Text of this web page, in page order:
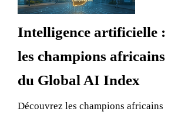
Intelligence artificielle :
les champions africains
du Global AI Index
Découvrez les champions africains